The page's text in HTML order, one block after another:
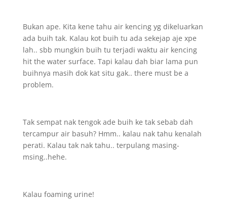
Bukan ape. Kita kene tahu air kencing yg dikeluarkan
ada buih tak. Kalau kot buih tu ada sekejap aje xpe
lah.. sbb mungkin buih tu terjadi waktu air kencing
hit the water surface. Tapi kalau dah biar lama pun
buihnya masih dok kat situ gak.. there must be a
problem.
Tak sempat nak tengok ade buih ke tak sebab dah
tercampur air basuh? Hmm.. kalau nak tahu kenalah
perati. Kalau tak nak tahu.. terpulang masing-
msing..hehe.
Kalau foaming urine!